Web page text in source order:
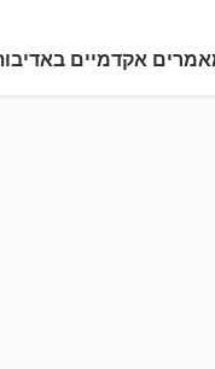
אקדמיים